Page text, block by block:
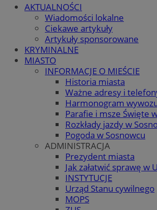
AKTUALNOŚCI
Wiadomości lokalne
Ciekawe artykuły
Artykuły sponsorowane
KRYMINALNE
MIASTO
INFORMACJE O MIEŚCIE
Historia miasta
Ważne adresy i
Harmonogram
Parafie i msze Święte
Rozkłady jazdy w
Pogoda w Sosnowcu
ADMINISTRACJA
Prezydent miasta
Jak załatwić sprawę w
INSTYTUCJE
Urząd Stanu cywilnego
MOPS